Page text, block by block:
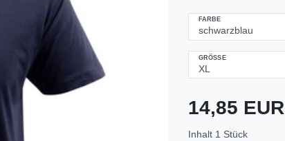
FARBE
GRÖSSE
14,85 EUR
Inhalt 1 Stück